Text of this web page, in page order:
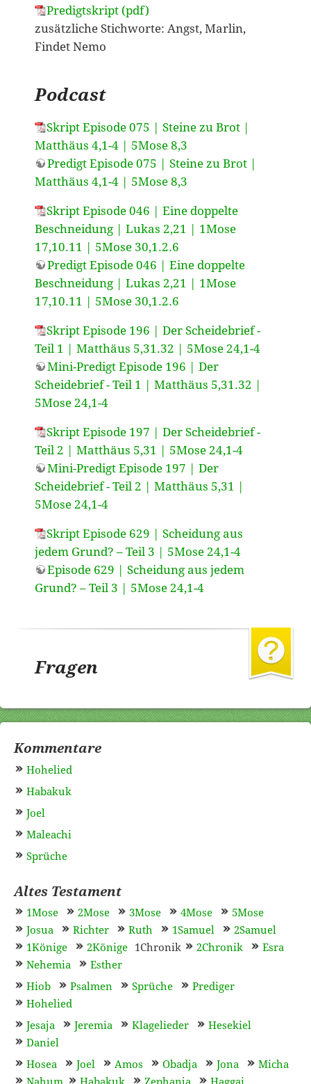
Predigtskript (pdf)
zusätzliche Stichworte: Angst, Marlin,
Findet Nemo
Podcast
Skript Episode 075 | Steine zu Brot |
Matthäus 4,1-4 | 5Mose 8,3
Predigt Episode 075 | Steine zu Brot |
Matthäus 4,1-4 | 5Mose 8,3
Skript Episode 046 | Eine doppelte
Beschneidung | Lukas 2,21 | 1Mose
17,10.11 | 5Mose 30,1.2.6
Predigt Episode 046 | Eine doppelte
Beschneidung | Lukas 2,21 | 1Mose
17,10.11 | 5Mose 30,1.2.6
Skript Episode 196 | Der Scheidebrief -
Teil 1 | Matthäus 5,31.32 | 5Mose 24,1-4
Mini-Predigt Episode 196 | Der
Scheidebrief - Teil 1 | Matthäus 5,31.32 |
5Mose 24,1-4
Skript Episode 197 | Der Scheidebrief -
Teil 2 | Matthäus 5,31 | 5Mose 24,1-4
Mini-Predigt Episode 197 | Der
Scheidebrief - Teil 2 | Matthäus 5,31 |
5Mose 24,1-4
Skript Episode 629 | Scheidung aus
jedem Grund? – Teil 3 | 5Mose 24,1-4
Episode 629 | Scheidung aus jedem
Grund? – Teil 3 | 5Mose 24,1-4
Fragen
Kommentare
Hohelied
Habakuk
Joel
Maleachi
Sprüche
Altes Testament
1Mose 2Mose 3Mose 4Mose
5Mose
Josua
Richter Ruth 1Samuel
2Samuel
1Könige
2Könige 1Chronik 2Chronik
Esra
Nehemia
Esther
Hiob
Psalmen Sprüche
Prediger
Hohelied
Jesaja
Jeremia Klagelieder
Hesekiel
Daniel
Hosea
Joel Amos Obadja Jona
Micha